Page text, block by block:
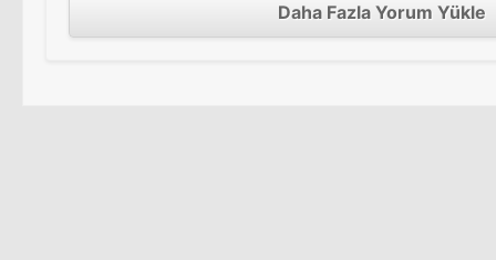
Daha Fazla Yorum Yükle